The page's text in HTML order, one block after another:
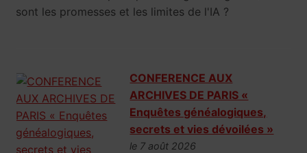
sont les promesses et les limites de l'IA ?
CONFERENCE AUX
ARCHIVES DE PARIS «
Enquêtes généalogiques,
secrets et vies dévoilées »
le 7 août 2026